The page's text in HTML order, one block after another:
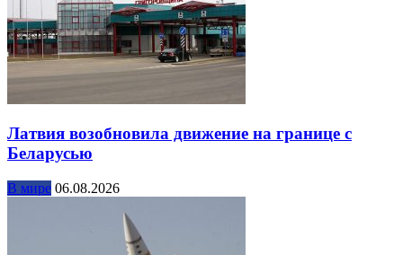
Латвия возобновила движение на границе с
Беларусью
В мире 06.08.2026